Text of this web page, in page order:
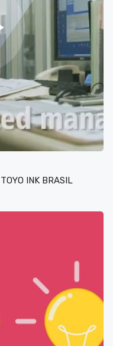
INK BRASIL